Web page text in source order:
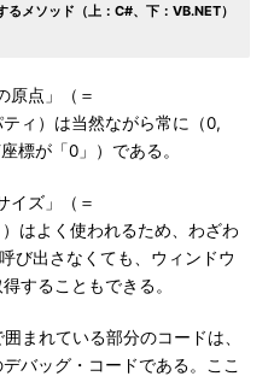
メソッド（上：C#、下：VB.NET）
原点」（＝
ィ）は当然ながら常に（0,
標が「0」）である。
イズ」（＝
はよく使われるため、わざわ
び出さなくても、ウィンドウ
することもできる。
れている部分のコードは、
バッグ・コードである。ここ